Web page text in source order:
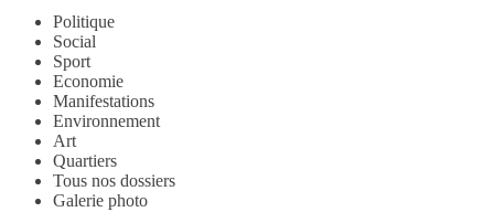
Politique
Social
Sport
Economie
Manifestations
Environnement
Art
Quartiers
Tous nos dossiers
Galerie photo